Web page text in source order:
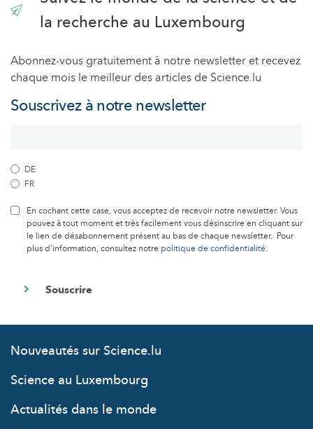
la recherche au Luxembourg
Abonnez-vous gratuitement à notre newsletter et recevez
chaque mois le meilleur des articles de Science.lu
Souscrivez à notre newsletter
DE
FR
En cochant cette case, vous acceptez de recevoir notre newsletter. Vous
pouvez à tout moment et très facilement vous désinscrire en cliquant sur
le lien de désabonnement présent au bas de chaque newsletter. Pour
plus d’information, consultez notre politique de confidentialité.
Nouveautés sur Science.lu
Science au Luxembourg
Actualités dans le monde